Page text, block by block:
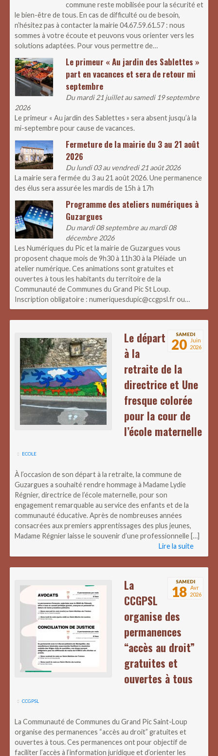
commune reste mobilisée pour la sécurité et
le bien-être de tous. En cas de difficulté ou de besoin,
n’hésitez pas à contacter la mairie 04.67.59.61.57 : nous
sommes à votre écoute et peuvons vous orienter vers les
solutions adaptées. Pour vous permettre de…
Le primeur « Au jardin des Sablettes »
part en vacances et sera de retour mi
septembre
Du mardi 21 juillet au samedi 19 septembre
2026
Le primeur « Au jardin des Sablettes » sera absent jusqu’à la
mi-septembre pour cause de vacances.
Fermeture de la mairie du 3 au 21 août
2026
Du lundi 03 au vendredi 21 août 2026
La mairie sera fermée du 3 au 21 août 2026. Une permanence
des élus sera assurée les mardis de 15h à 17h
Programme des ateliers numériques à
Guzargues
Du mardi 08 septembre au mardi 08
décembre 2026
Les Numériques du Pic et la mairie de Guzargues vous
proposent chaque mois de 9h30 à 11h30 à la Pléiade un
atelier numérique. Ces animations sont gratuites et
ouvertes à tous les habitants du territoire de la
Communauté de Communes du Grand Pic St Loup.
Inscription obligatoire : numeriquesdupic@ccgpsl.fr ou…
SAMEDI
20
Juin
2026
Le départ
à la
retraite de la
directrice et Une
fresque colorée
pour la cour de
l’école maternelle
ECOLE
À l’occasion de son départ à la retraite, la commune de
Guzargues a souhaité rendre hommage à Madame Lydie
Régnier, directrice de l’école maternelle, pour son
engagement remarquable au service des enfants et de la
communauté éducative. Après de nombreuses années
consacrées aux premiers apprentissages des plus jeunes,
Madame Régnier laisse le souvenir d’une professionnelle […]
Lire la suite
SAMEDI
18
Avr
2026
La
CCGPSL
organise des
permanences
“accès au droit”
gratuites et
ouvertes à tous
CCGPSL
La Communauté de Communes du Grand Pic Saint-Loup
organise des permanences “accès au droit” gratuites et
ouvertes à tous. Ces permanences ont pour objectif de
faciliter l’accès à l’information juridique et d’orienter les